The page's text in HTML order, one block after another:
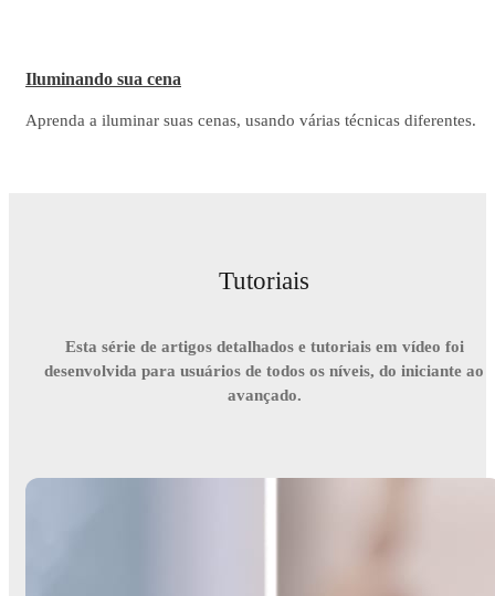
Iluminando sua cena
Aprenda a iluminar suas cenas, usando várias técnicas diferentes.
Tutoriais
Esta série de artigos detalhados e tutoriais em vídeo foi
desenvolvida para usuários de todos os níveis, do iniciante ao
avançado.